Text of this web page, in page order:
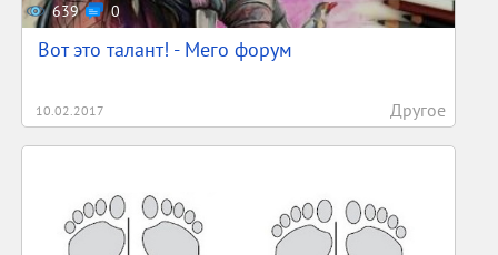
639 0
Вот это талант! - Мего форум
10.02.2017 Другое